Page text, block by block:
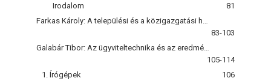
Irodalom
81
83-103
105-114
1. Írógépek
106